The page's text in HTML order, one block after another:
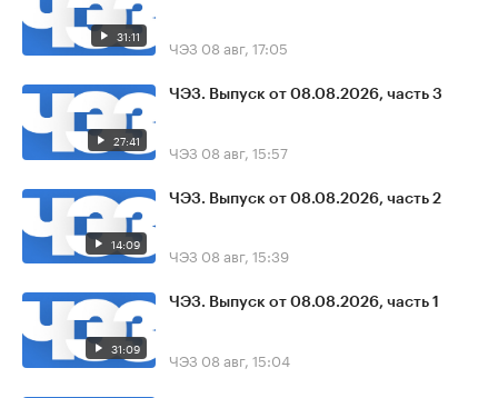
31:11 ЧЭЗ 08 авг, 17:05
27:41
ЧЭЗ. Выпуск от 08.08.2026, часть 3
ЧЭЗ 08 авг, 15:57
14:09
ЧЭЗ. Выпуск от 08.08.2026, часть 2
ЧЭЗ 08 авг, 15:39
31:09
ЧЭЗ. Выпуск от 08.08.2026, часть 1
ЧЭЗ 08 авг, 15:04